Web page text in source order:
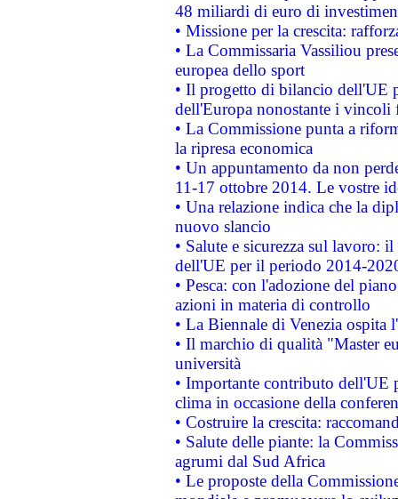
48 miliardi di euro di
• Missione per la crescita:
• La Commissaria Vassiliou
europea dello sport
• Il progetto di bilancio dell'UE
dell'Europa nonostante i vincoli
• La Commissione punta a
la ripresa economica
• Un appuntamento da non
11-17 ottobre 2014. Le vostre
• Una relazione indica che la
nuovo slancio
• Salute e sicurezza sul lavoro:
dell'UE per il periodo 2014-
• Pesca: con l'adozione del
azioni in materia di controllo
• La Biennale di Venezia ospita
• Il marchio di qualità "Master
università
• Importante contributo dell'UE
clima in occasione della
• Costruire la crescita:
• Salute delle piante: la
agrumi dal Sud Africa
• Le proposte della